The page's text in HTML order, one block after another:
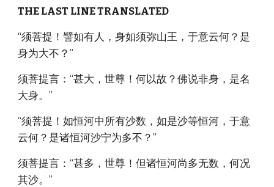
THE LAST LINE TRANSLATED
“须菩提！譬如有人，身如须弥山王，于意云何？是
身为大不？”
须菩提言：“甚大，世尊！何以故？佛说非身，是名
大身。”
“须菩提！如恒河中所有沙数，如是沙等恒河，于意
云何？是诸恒河沙宁为多不？”
须菩提言：“甚多，世尊！但诸恒河尚多无数，何况
其沙。”